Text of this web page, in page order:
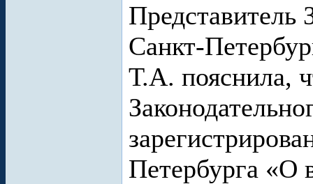
Представитель
Санкт-
Т.А. пояснила,
Петербурга «О